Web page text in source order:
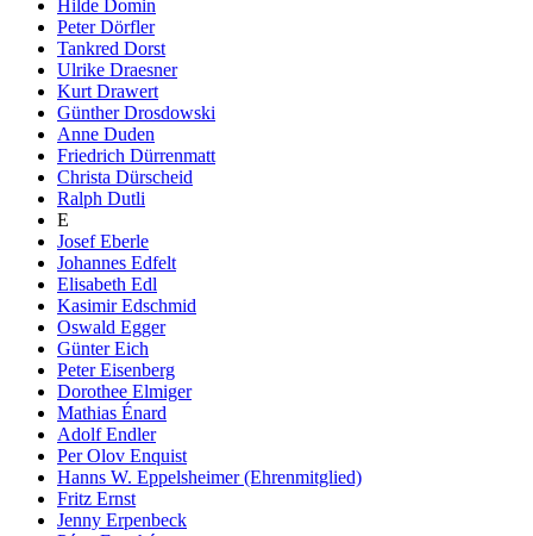
Hilde Domin
Peter Dörfler
Tankred Dorst
Ulrike Draesner
Kurt Drawert
Günther Drosdowski
Anne Duden
Friedrich Dürrenmatt
Christa Dürscheid
Ralph Dutli
E
Josef Eberle
Johannes Edfelt
Elisabeth Edl
Kasimir Edschmid
Oswald Egger
Günter Eich
Peter Eisenberg
Dorothee Elmiger
Mathias Énard
Adolf Endler
Per Olov Enquist
Hanns W. Eppelsheimer (Ehrenmitglied)
Fritz Ernst
Jenny Erpenbeck